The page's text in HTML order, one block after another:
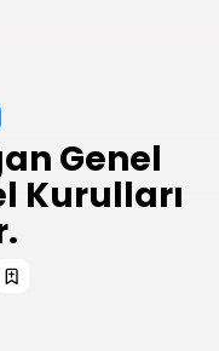
1.
Genel
Kurulları